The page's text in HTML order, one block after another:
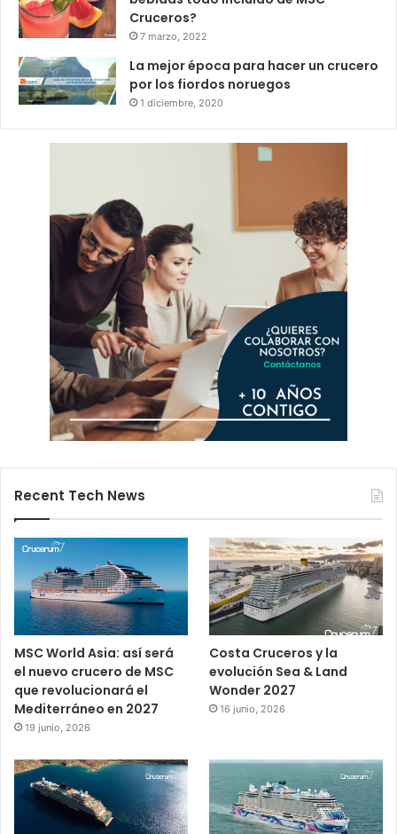
Cruceros?
7 marzo, 2022
La mejor época para hacer un crucero
por los fiordos noruegos
1 diciembre, 2020
Recent Tech News
MSC World Asia: así será
el nuevo crucero de MSC
que revolucionará el
Mediterráneo en 2027
19 junio, 2026
Costa Cruceros y la
evolución Sea & Land
Wonder 2027
16 junio, 2026